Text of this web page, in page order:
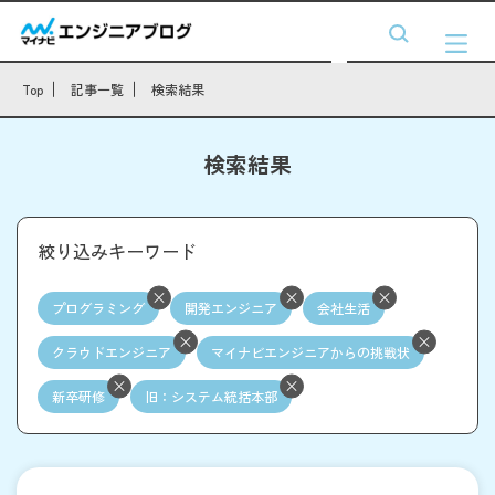
Top 記事一覧 検索結果
検索結果
絞り込みキーワード
プログラミング 開発エンジニア 会社生活
クラウドエンジニア マイナビエンジニアからの挑戦状
新卒研修 旧：システム統括本部